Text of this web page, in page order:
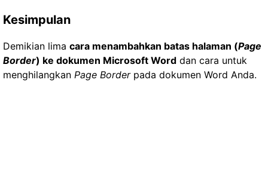
Kesimpulan
Demikian lima cara menambahkan batas halaman (Page
Border) ke dokumen Microsoft Word dan cara untuk
menghilangkan Page Borderpada dokumen Word Anda.